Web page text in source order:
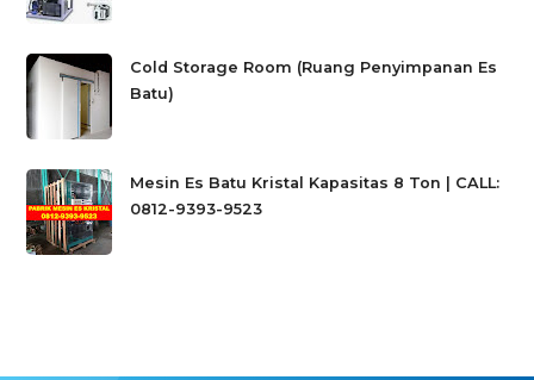
Cold Storage Room (Ruang Penyimpanan Es
Batu)
Mesin Es Batu Kristal Kapasitas 8 Ton | CALL:
0812-9393-9523